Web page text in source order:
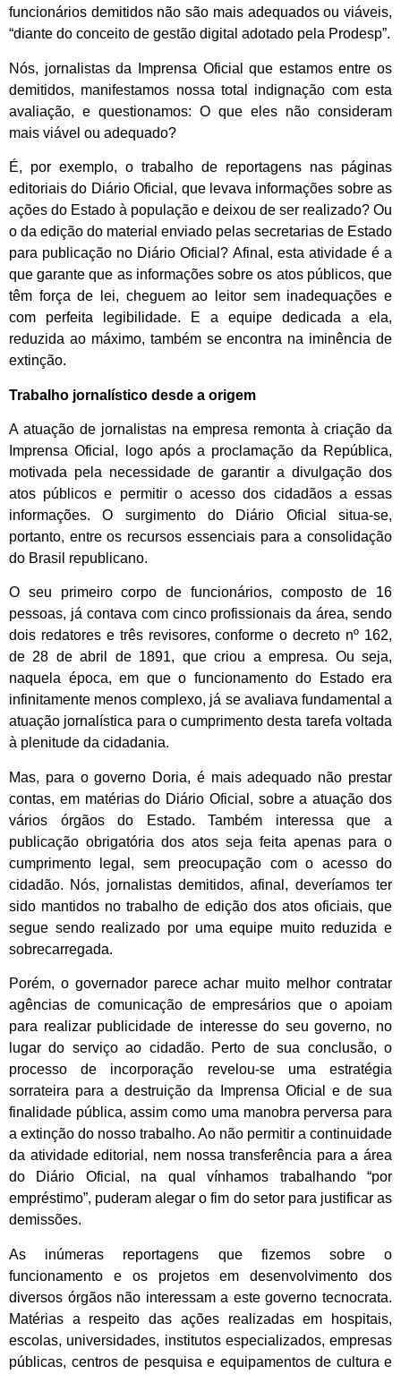
funcionários demitidos não são mais adequados ou viáveis,
“diante do conceito de gestão digital adotado pela Prodesp”.
Nós, jornalistas da Imprensa Oficial que estamos entre os
demitidos, manifestamos nossa total indignação com esta
avaliação, e questionamos: O que eles não consideram
mais viável ou adequado?
É, por exemplo, o trabalho de reportagens nas páginas
editoriais do Diário Oficial, que levava informações sobre as
ações do Estado à população e deixou de ser realizado? Ou
o da edição do material enviado pelas secretarias de Estado
para publicação no Diário Oficial? Afinal, esta atividade é a
que garante que as informações sobre os atos públicos, que
têm força de lei, cheguem ao leitor sem inadequações e
com perfeita legibilidade. E a equipe dedicada a ela,
reduzida ao máximo, também se encontra na iminência de
extinção.
Trabalho jornalístico desde a origem
A atuação de jornalistas na empresa remonta à criação da
Imprensa Oficial, logo após a proclamação da República,
motivada pela necessidade de garantir a divulgação dos
atos públicos e permitir o acesso dos cidadãos a essas
informações. O surgimento do Diário Oficial situa-se,
portanto, entre os recursos essenciais para a consolidação
do Brasil republicano.
O seu primeiro corpo de funcionários, composto de 16
pessoas, já contava com cinco profissionais da área, sendo
dois redatores e três revisores, conforme o decreto nº 162,
de 28 de abril de 1891, que criou a empresa. Ou seja,
naquela época, em que o funcionamento do Estado era
infinitamente menos complexo, já se avaliava fundamental a
atuação jornalística para o cumprimento desta tarefa voltada
à plenitude da cidadania.
Mas, para o governo Doria, é mais adequado não prestar
contas, em matérias do Diário Oficial, sobre a atuação dos
vários órgãos do Estado. Também interessa que a
publicação obrigatória dos atos seja feita apenas para o
cumprimento legal, sem preocupação com o acesso do
cidadão. Nós, jornalistas demitidos, afinal, deveríamos ter
sido mantidos no trabalho de edição dos atos oficiais, que
segue sendo realizado por uma equipe muito reduzida e
sobrecarregada.
Porém, o governador parece achar muito melhor contratar
agências de comunicação de empresários que o apoiam
para realizar publicidade de interesse do seu governo, no
lugar do serviço ao cidadão. Perto de sua conclusão, o
processo de incorporação revelou-se uma estratégia
sorrateira para a destruição da Imprensa Oficial e de sua
finalidade pública, assim como uma manobra perversa para
a extinção do nosso trabalho. Ao não permitir a continuidade
da atividade editorial, nem nossa transferência para a área
do Diário Oficial, na qual vínhamos trabalhando “por
empréstimo”, puderam alegar o fim do setor para justificar as
demissões.
As inúmeras reportagens que fizemos sobre o
funcionamento e os projetos em desenvolvimento dos
diversos órgãos não interessam a este governo tecnocrata.
Matérias a respeito das ações realizadas em hospitais,
escolas, universidades, institutos especializados, empresas
públicas, centros de pesquisa e equipamentos de cultura e